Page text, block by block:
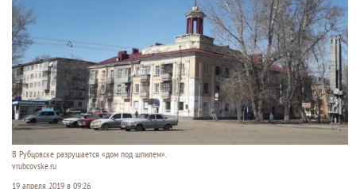
В Рубцовске разрушается «дом под шпилем».
vrubcovske.ru
19 апреля 2019 в 09:26